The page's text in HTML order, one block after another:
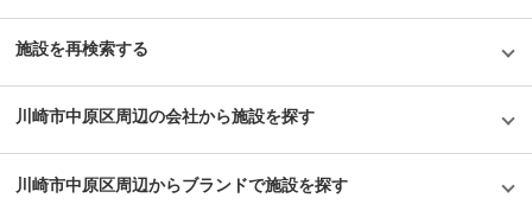
国内トップシェアを誇る企業だが、郊外にあることも多く、車を利用して自
いたいときに使える場所にあるという利点があり、女性が使いずらいという
イメージも安心のセキュリティやクリーンで清潔な部屋といった機能面でも
カバーしている。一度使ってみるとその便利さが気に入り、長く継続して使
施設を再検索する
川崎市中原区周辺の会社から施設を探す
川崎市中原区周辺からブランドで施設を探す